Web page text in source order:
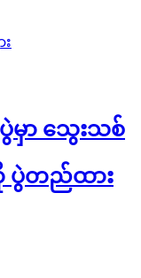
း
ပွဲမှာ သွေးသစ်
ပွဲတည်ထား